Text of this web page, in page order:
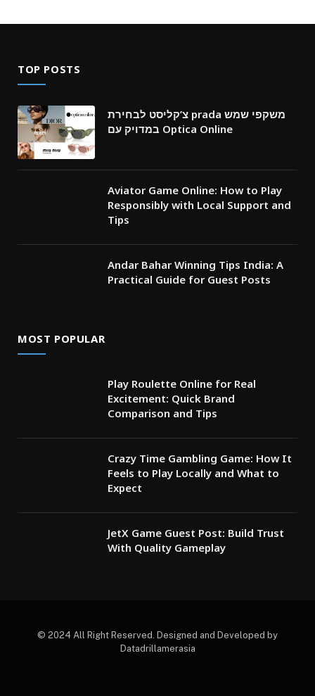
TOP POSTS
צ’קליסט לבחירת prada משקפי שמש
במדויק עם Optica Online
Aviator Game Online: How to Play
Responsibly with Local Support and
Tips
Andar Bahar Winning Tips India: A
Practical Guide for Guest Posts
MOST POPULAR
Play Roulette Online for Real
Excitement: Quick Brand
Comparison and Tips
Crazy Time Gambling Game: How It
Feels to Play Locally and What to
Expect
JetX Game Guest Post: Build Trust
With Quality Gameplay
© 2024 All Right Reserved. Designed and Developed by
Datadrillamerasia